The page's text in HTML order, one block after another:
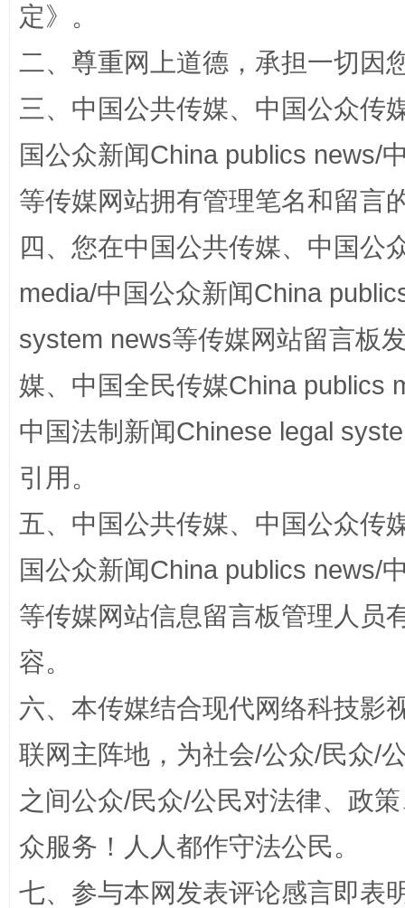
解纷+调解+退费，一次搞定
站台名比不上好声名
漫山遍野的桃花与雪山、麦地、白藏房 除
招工难、用工荒背后
定》。
二、尊重网上道德，承担一切因
三、中国公共传媒、中国公众传
国公众新闻China publics news/
等传媒网站拥有管理笔名和留言
四、您在中国公共传媒、中国公
media/中国公众新闻China
system news等传媒网站留言板
媒、中国全民传媒China publics
中国法制新闻Chinese legal
引用。
五、中国公共传媒、中国公众传
国公众新闻China publics news/
等传媒网站信息留言板管理人员
容。
六、本传媒结合现代网络科技影
联网主阵地，为社会/公众/民众/
之间公众/民众/公民对法律、政
众服务！人人都作守法公民。
七、参与本网发表评论感言即表